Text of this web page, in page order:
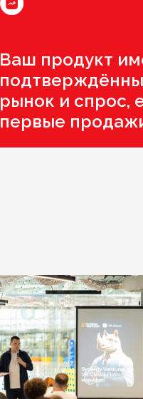
Ваш продукт
рынок и спрос,
первые